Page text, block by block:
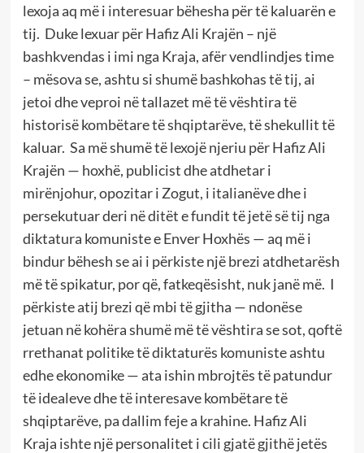
lexoja aq më i interesuar bëhesha për të kaluarën e
tij. Duke lexuar për Hafiz Ali Krajën – një
bashkvendas i imi nga Kraja, afër vendlindjes time
– mësova se, ashtu si shumë bashkohas të tij, ai
jetoi dhe veproi në tallazet më të vështira të
historisë kombëtare të shqiptarëve, të shekullit të
kaluar. Sa më shumë të lexojë njeriu për Hafiz Ali
Krajën — hoxhë, publicist dhe atdhetar i
mirënjohur, opozitar i Zogut, i italianëve dhe i
persekutuar deri në ditët e fundit të jetë së tij nga
diktatura komuniste e Enver Hoxhës — aq më i
bindur bëhesh se ai i përkiste një brezi atdhetarësh
më të spikatur, por që, fatkeqësisht, nuk janë më. I
përkiste atij brezi që mbi të gjitha — ndonëse
jetuan në kohëra shumë më të vështira se sot, qoftë
rrethanat politike të diktaturës komuniste ashtu
edhe ekonomike — ata ishin mbrojtës të patundur
të idealeve dhe të interesave kombëtare të
shqiptarëve, pa dallim feje a krahine. Hafiz Ali
Kraja ishte një personalitet i cili gjatë gjithë jetës